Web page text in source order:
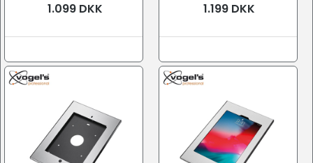
1.099 DKK 1.199 DKK